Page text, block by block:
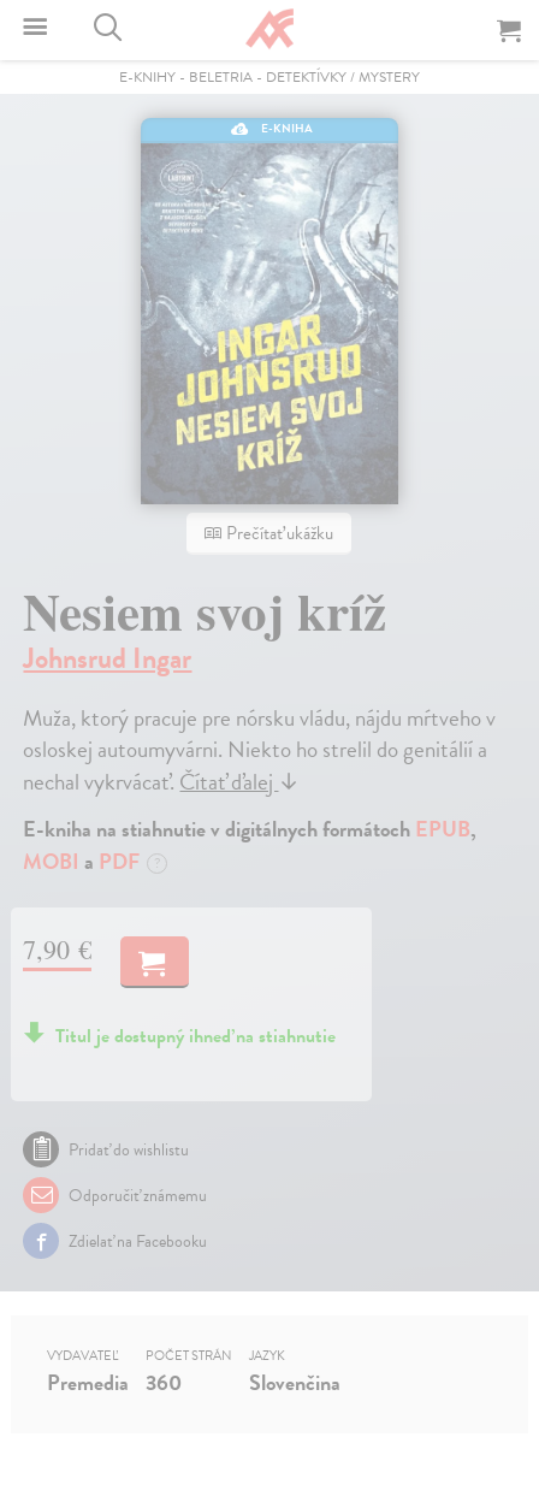
E-KNIHY - BELETRIA - DETEKTÍVKY / MYSTERY
E-KNIHA
Prečítať ukážku
Nesiem svoj kríž
Johnsrud Ingar
Muža, ktorý pracuje pre nórsku vládu, nájdu mŕtveho v
osloskej autoumyvárni. Niekto ho strelil do genitálií a
nechal vykrvácať.Čítať ďalej↓
E-kniha na stiahnutie v digitálnych formátoch EPUB,
MOBI a PDF ?
7,90 €
Titul je dostupný ihneď na stiahnutie
Pridať do wishlistu
Odporučiť známemu
Zdielať na Facebooku
VYDAVATEĽ
Premedia
POČET STRÁN
360
JAZYK
Slovenčina